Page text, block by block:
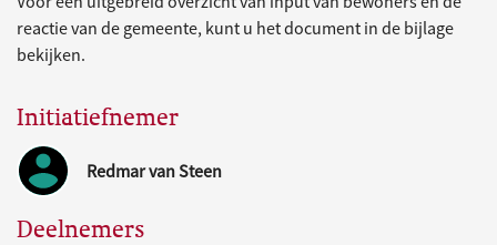
reactie van de gemeente, kunt u het document in de bijlage
bekijken.
Initiatiefnemer
Redmar van Steen
Deelnemers